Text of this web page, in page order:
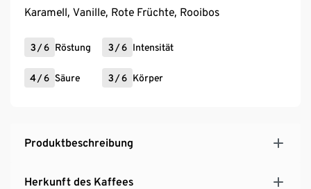
Karamell, Vanille, Rote Früchte, Rooibos
3 /6 Röstung 3 /6 Intensität
4/6 Säure 3 /6 Körper
Produktbeschreibung
Herkunft des Kaffees